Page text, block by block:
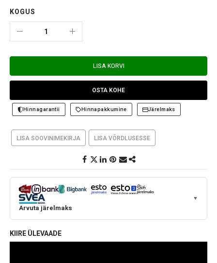
KOGUS
LISA KORVI
OSTA KOHE
Hinnagarantii Hinnapakkumine Järelmaks
LISA SOOVINIMEKIRJA LISA VÕRDLUSESSE
Arvuta järelmaks
▼
KIIRE ÜLEVAADE